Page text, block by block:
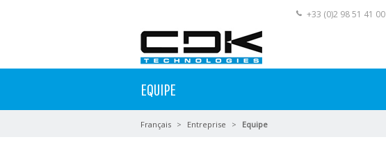
+33 (0)2 98 51 41 00
EQUIPE
Français Entreprise Equipe